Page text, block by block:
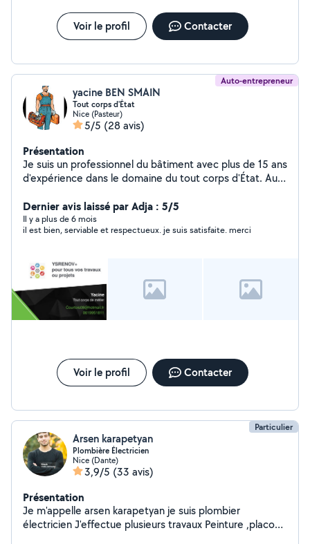
Voir le profil Contacter
Auto-entrepreneur
yacine BEN SMAIN
Tout corps d'État
Nice (Pasteur)
5/5 (28 avis)
Présentation
Je suis un professionnel du bâtiment avec plus de 15 ans
d'expérience dans le domaine du tout corps d'État. Au
coordination et la réalisation de chantiers variés, allant
de la rénovation à la construction neuve. Mon parcours
m'a permis de maîtriser plusieurs corps de métiers,
revêtements, ainsi que différents travaux de second
œuvre. Habitué à gérer des projets de A à Z, je veille
toujours à assurer la qualité des finitions, le respect des
délais et la satisfaction du client. Rigoureux, polyvalent
et autonome, je suis également à l'aise pour travailler en
faire au service de nouveaux partenariats en sous-
traitance.
Dernier avis laissé par Adja : 5/5
Il y a plus de 6 mois
il est bien, serviable et respectueux. je suis satisfaite. merci
Voir le profil Contacter
Particulier
Arsen karapetyan
Plombière Électricien
Nice (Dante)
3,9/5 (33 avis)
Présentation
Je m'appelle arsen karapetyan je suis plombier
électricien J'effectue plusieurs travaux Peinture ,placo